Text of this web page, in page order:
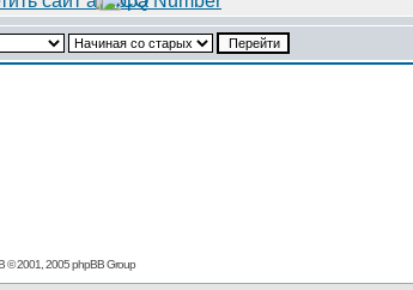
© 2001, 2005 phpBB Group